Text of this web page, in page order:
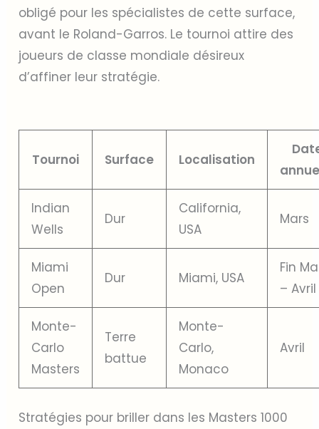
obligé pour les spécialistes de cette surface,
avant le Roland-Garros. Le tournoi attire des
joueurs de classe mondiale désireux
d’affiner leur stratégie.
Tournoi Surface Localisation
Indian
Wells
Dur
California,
USA
Mars
Miami
Open
Dur Miami, USA
Fin
– Avril
Monte-
Carlo
Masters
Terre
battue
Monte-
Carlo,
Monaco
Avril
Stratégies pour briller dans les Masters 1000